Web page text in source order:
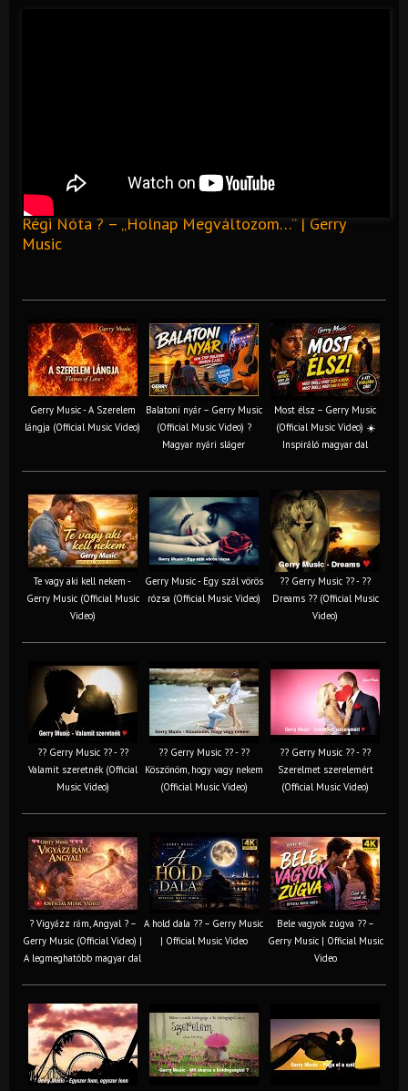
Régi Nóta ? – „Holnap Megváltozom…” | Gerry
Music
Gerry Music - A Szerelem
lángja (Official Music Video)
Balatoni nyár – Gerry Music
(Official Music Video) ?
Magyar nyári sláger
Most élsz – Gerry Music
(Official Music Video) ☀️
Inspiráló magyar dal
Te vagy aki kell nekem -
Gerry Music (Official Music
Video)
Gerry Music - Egy szál vörös
rózsa (Official Music Video)
?? Gerry Music ?? - ??
Dreams ?? (Official Music
Video)
?? Gerry Music ?? - ??
Valamit szeretnék (Official
Music Video)
?? Gerry Music ?? - ??
Köszönöm, hogy vagy nekem
(Official Music Video)
?? Gerry Music ?? - ??
Szerelmet szerelemért
(Official Music Video)
? Vigyázz rám, Angyal ? –
Gerry Music (Official Video) |
A legmeghatóbb magyar dal
A hold dala ?? – Gerry Music
| Official Music Video
Bele vagyok zúgva ?? –
Gerry Music | Official Music
Video